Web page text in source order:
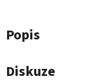
Popis
Diskuze